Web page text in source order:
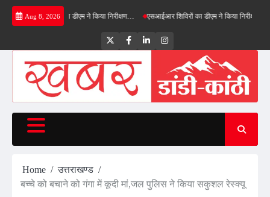
Skip
Aug 8, 2026
बाईपास का डीएम ने किया निरीक्षण… एसआईआर शिविरों का डीएम ने किया निरीक्षण,
TwitterFacebookLinkedInInstagram
Home
उत्तराखण्ड
बच्चे को बचाने को गंगा में कूदी मां,जल पुलिस ने किया सकुशल रेस्क्यू